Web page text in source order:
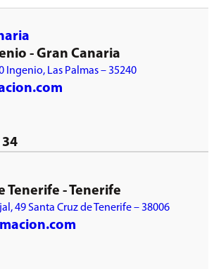
- Gran Canaria
Ingenio, Las Palmas – 35240
34
Tenerife - Tenerife
49 Santa Cruz de Tenerife – 38006